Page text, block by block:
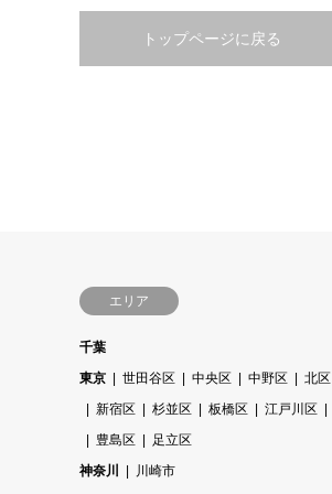
トップページに戻る
エリア
千葉
東京
世田谷区 中央区 中野区 北区
新宿区
杉並区 板橋区 江戸川区
豊島区
足立区
神奈川
川崎市